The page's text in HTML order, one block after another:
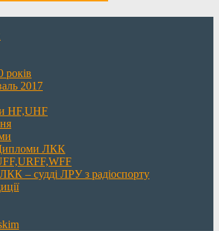
2017
HF,UHF
ЛКК
– судді ЛРУ з радіоспорту